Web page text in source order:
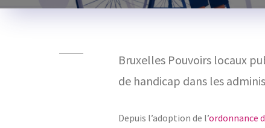
Bruxelles Pouvoirs locaux
de handicap dans les
Depuis l’adoption de l’ordonnance